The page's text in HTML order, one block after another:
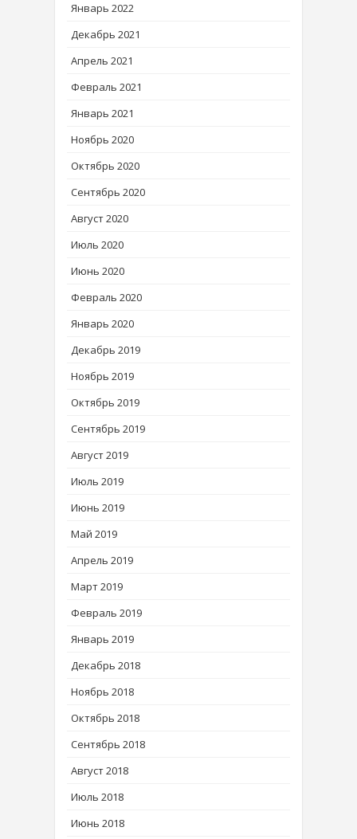
Январь 2022
Декабрь 2021
Апрель 2021
Февраль 2021
Январь 2021
Ноябрь 2020
Октябрь 2020
Сентябрь 2020
Август 2020
Июль 2020
Июнь 2020
Февраль 2020
Январь 2020
Декабрь 2019
Ноябрь 2019
Октябрь 2019
Сентябрь 2019
Август 2019
Июль 2019
Июнь 2019
Май 2019
Апрель 2019
Март 2019
Февраль 2019
Январь 2019
Декабрь 2018
Ноябрь 2018
Октябрь 2018
Сентябрь 2018
Август 2018
Июль 2018
Июнь 2018